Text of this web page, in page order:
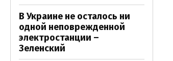
В Украине не осталось ни
одной неповрежденной
электростанции –
Зеленский